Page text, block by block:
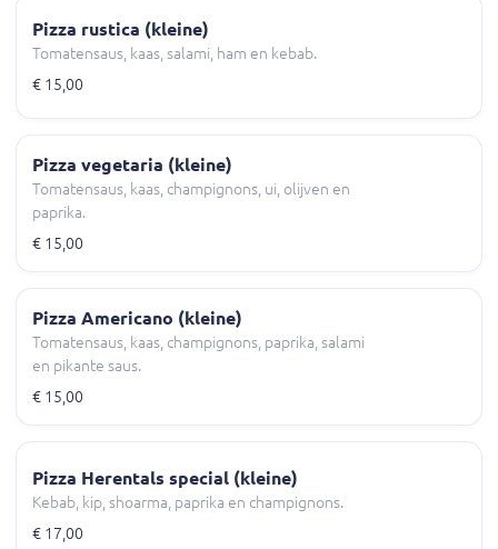
Pizza rustica (kleine)
Tomatensaus, kaas, salami, ham en kebab.
€ 15,00
Pizza vegetaria (kleine)
Tomatensaus, kaas, champignons, ui, olijven en
paprika.
€ 15,00
Pizza Americano (kleine)
Tomatensaus, kaas, champignons, paprika, salami
en pikante saus.
€ 15,00
Pizza Herentals special (kleine)
Kebab, kip, shoarma, paprika en champignons.
€ 17,00